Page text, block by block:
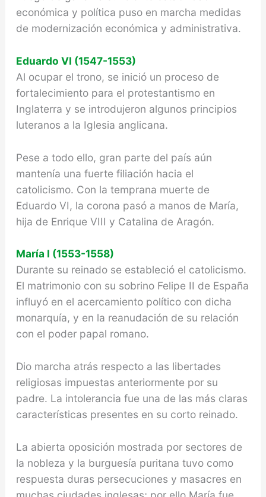
económica y política puso en marcha medidas
de modernización económica y administrativa.
Eduardo VI (1547-1553)
Al ocupar el trono, se inició un proceso de
fortalecimiento para el protestantismo en
Inglaterra y se introdujeron algunos principios
luteranos a la Iglesia anglicana.
Pese a todo ello, gran parte del país aún
mantenía una fuerte filiación hacia el
catolicismo. Con la temprana muerte de
Eduardo VI, la corona pasó a manos de María,
hija de Enrique VIII y Catalina de Aragón.
María I (1553-1558)
Durante su reinado se estableció el catolicismo.
El matrimonio con su sobrino Felipe II de España
influyó en el acercamiento político con dicha
monarquía, y en la reanudación de su relación
con el poder papal romano.
Dio marcha atrás respecto a las libertades
religiosas impuestas anteriormente por su
padre. La intolerancia fue una de las más claras
características presentes en su corto reinado.
La abierta oposición mostrada por sectores de
la nobleza y la burguesía puritana tuvo como
respuesta duras persecuciones y masacres en